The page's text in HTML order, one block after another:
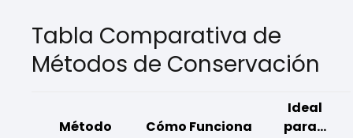
Tabla Comparativa de
Métodos de Conservación
Método Cómo Funciona
Ideal
para...